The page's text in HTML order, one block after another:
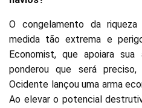
O congelamento da
medida tão extrema e
Economist, que apoiara
ponderou que será preciso,
Ocidente lançou uma arma
Ao elevar o potencial